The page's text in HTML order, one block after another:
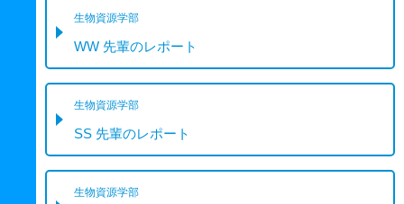
生物資源学部
WW 先輩のレポート
生物資源学部
SS 先輩のレポート
生物資源学部